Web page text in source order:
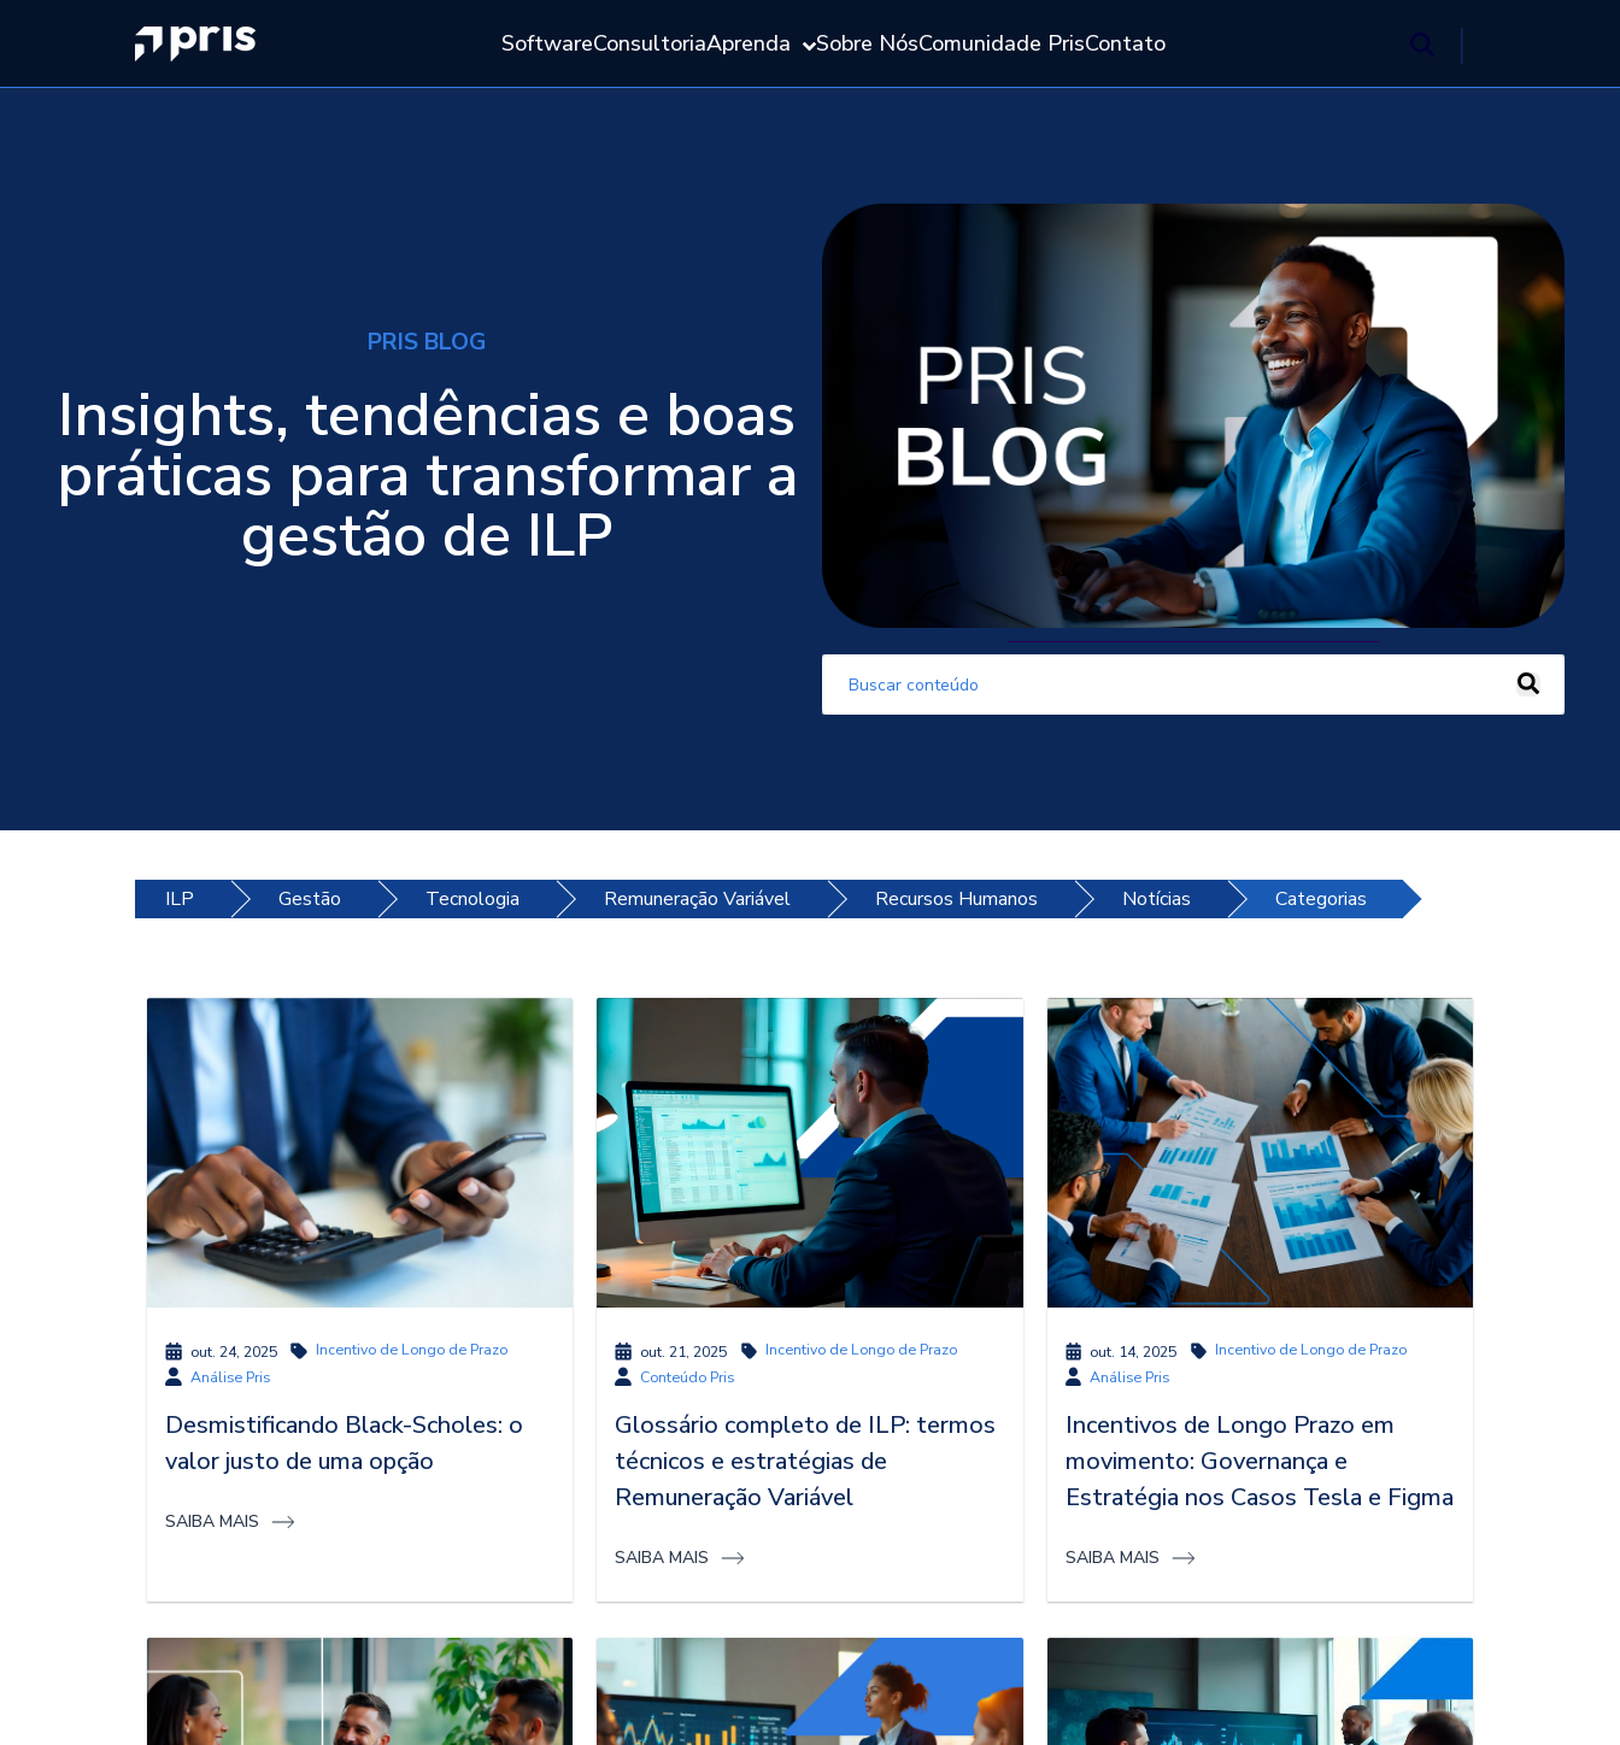
SoftwareConsultoriaAprenda Sobre NósComunidade PrisContato
PRIS BLOG
Insights, tendências e boas
práticas para transformar a
gestão de ILP
ILP Gestão Tecnologia Remuneração Variável Recursos Humanos Notícias Categorias
out. 24, 2025
Incentivo de Longo de Prazo
Análise Pris
Desmistificando Black-Scholes: o
valor justo de uma opção
SAIBA MAIS
out. 21, 2025
Incentivo de Longo de Prazo
Conteúdo Pris
Glossário completo de ILP: termos
técnicos e estratégias de
Remuneração Variável
SAIBA MAIS
out. 14, 2025
Incentivo de Longo de Prazo
Análise Pris
Incentivos de Longo Prazo em
movimento: Governança e
Estratégia nos Casos Tesla e Figma
SAIBA MAIS